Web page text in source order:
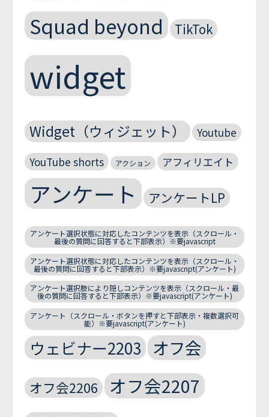
Squad beyond TikTok
widget
Widget（ウィジェット）
Youtube
YouTube shorts
アクション アフィリエイト
アンケート アンケートLP
アンケート選択状態に対応したコンテンツを表示（スクロール・
最後の質問に回答すると下部表示）※要javascript
アンケート選択状態に対応したコンテンツを表示（スクロール・
最後の質問に回答すると下部表示）※要javascript(アンケート)
アンケート選択肢により隠しコンテンツを表示（スクロール・最
後の質問に回答すると下部表示）※要javascript(アンケート)
アンケート（スクロール・ボタンを押すと下部表示・複数選択可
能）※要javascript(アンケート)
ウェビナー2203 オフ会
オフ会2206 オフ会2207